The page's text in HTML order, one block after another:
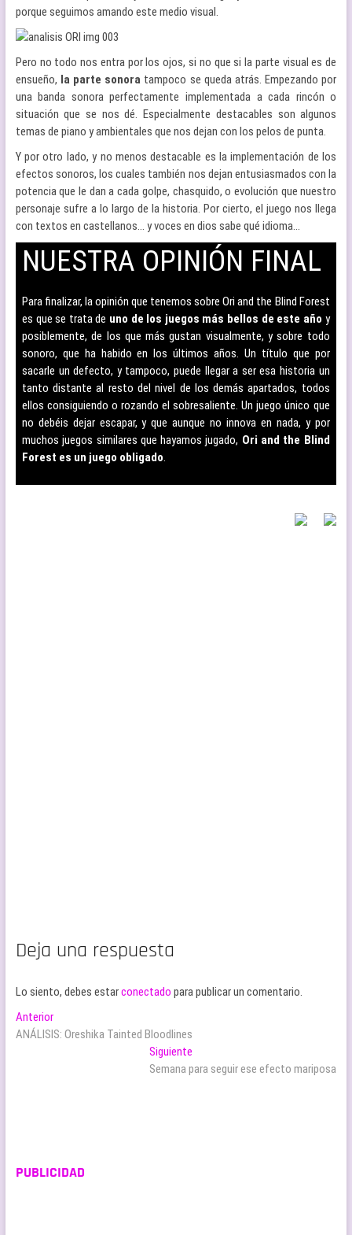
porque seguimos amando este medio visual.
Pero no todo nos entra por los ojos, si no que si la parte visual es de
ensueño, la parte sonora tampoco se queda atrás. Empezando por
una banda sonora perfectamente implementada a cada rincón o
situación que se nos dé. Especialmente destacables son algunos
temas de piano y ambientales que nos dejan con los pelos de punta.
Y por otro lado, y no menos destacable es la implementación de los
efectos sonoros, los cuales también nos dejan entusiasmados con la
potencia que le dan a cada golpe, chasquido, o evolución que nuestro
personaje sufre a lo largo de la historia. Por cierto, el juego nos llega
con textos en castellanos… y voces en dios sabe qué idioma…
NUESTRA OPINIÓN FINAL
Para finalizar, la opinión que tenemos sobre Ori and the Blind Forest
es que se trata de uno de los juegos más bellos de este año y
posiblemente, de los que más gustan visualmente, y sobre todo
sonoro, que ha habido en los últimos años. Un título que por
sacarle un defecto, y tampoco, puede llegar a ser esa historia un
tanto distante al resto del nivel de los demás apartados, todos
ellos consiguiendo o rozando el sobresaliente. Un juego único que
no debéis dejar escapar, y que aunque no innova en nada, y por
muchos juegos similares que hayamos jugado, Ori and the Blind
Forest es un juego obligado.
Deja una respuesta
Lo siento, debes estarconectado para publicar un comentario.
Navegación
de
AnteriorEntrada
anterior:
ANÁLISIS: Oreshika Tainted Bloodlines
Siguiente
siguiente:
Semana para seguir ese efecto mariposa
PUBLICIDAD